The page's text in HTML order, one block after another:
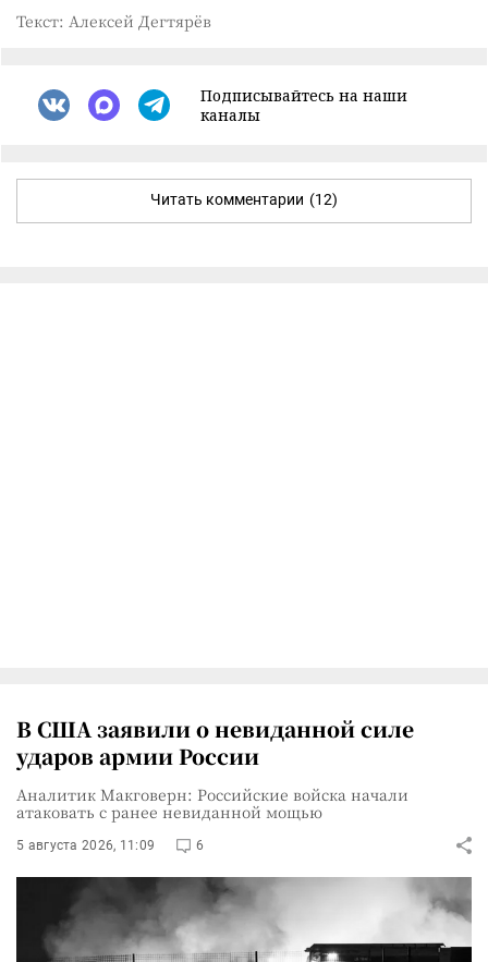
Текст: Алексей Дегтярёв
Подписывайтесь на наши
каналы
Читать комментарии (12)
В США заявили о невиданной силе
ударов армии России
Аналитик Макговерн: Российские войска начали
атаковать с ранее невиданной мощью
5 августа 2026, 11:09 6